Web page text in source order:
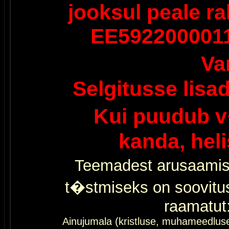
jooksul peale
Selgitusse
Kui puudub
kanda,
Teemadest
t�stmiseks on
Ainujumala (kristluse,